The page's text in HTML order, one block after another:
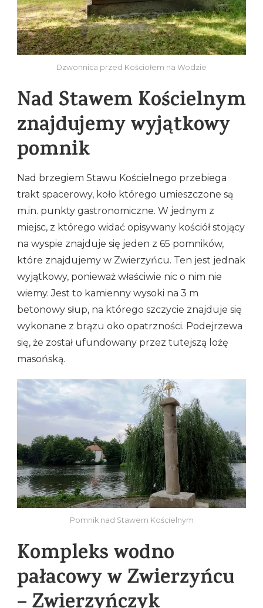
Dzwonnica przed Kościołem na Wodzie
Nad Stawem Kościelnym
znajdujemy wyjątkowy
pomnik
Nad brzegiem Stawu Kościelnego przebiega
trakt spacerowy, koło którego umieszczone są
m.in. punkty gastronomiczne. W jednym z
miejsc, z którego widać opisywany kościół stojący
na wyspie znajduje się jeden z 65 pomników,
które znajdujemy w Zwierzyńcu. Ten jest jednak
wyjątkowy, ponieważ właściwie nic o nim nie
wiemy. Jest to kamienny wysoki na 3 m
betonowy słup, na którego szczycie znajduje się
wykonane z brązu oko opatrzności. Podejrzewa
się, że został ufundowany przez tutejszą lożę
masońską.
Pomnik nad Stawem Kościelnym
Kompleks wodno
pałacowy w Zwierzyńcu